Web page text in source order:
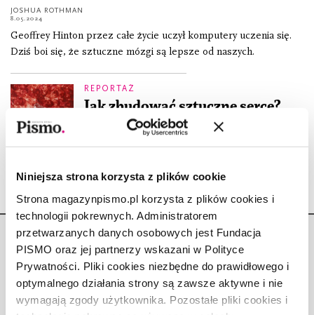
Niniejsza strona korzysta z plików cookie
Strona magazynpismo.pl korzysta z plików cookies i
technologii pokrewnych. Administratorem
przetwarzanych danych osobowych jest Fundacja
PISMO oraz jej partnerzy wskazani w Polityce
Prywatności. Pliki cookies niezbędne do prawidłowego i
optymalnego działania strony są zawsze aktywne i nie
wymagają zgody użytkownika. Pozostałe pliki cookies i
JOSHUA ROTHMAN
8.05.2024
Geoffrey Hinton przez całe życie uczył komputery uczenia się.
Dziś boi się, że sztuczne mózgi są lepsze od naszych.
REPORTAŻ
Jak zbudować sztuczne serce?
JOSHUA ROTHMAN
Copyright © Fundacja Pismo